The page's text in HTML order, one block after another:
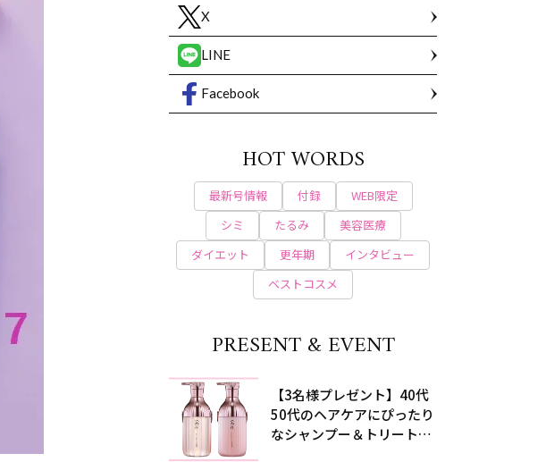
X
LINE
Facebook
HOT WORDS
最新号情報 付録
WEB限定
シミ
たるみ
美容医療
ダイエット
更年期
インタビュー
ベストコスメ
PRESENT & EVENT
【3名様プレゼント】40代
50代のヘアケアにぴったり
なシャンプー＆トリートメ